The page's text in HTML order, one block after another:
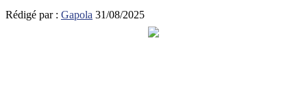
Rédigé par : Gapola 31/08/2025